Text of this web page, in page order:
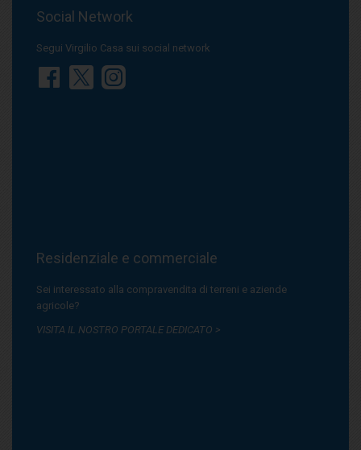
Social Network
Segui Virgilio Casa sui social network
Residenziale e commerciale
Sei interessato alla compravendita di terreni e aziende
agricole?
VISITA IL NOSTRO PORTALE DEDICATO >